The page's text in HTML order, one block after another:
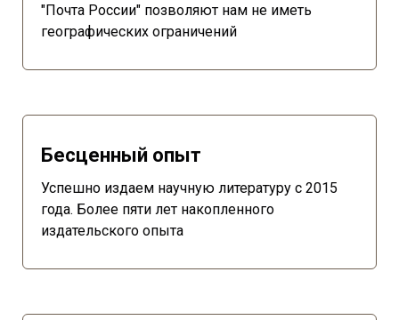
"Почта России" позволяют нам не иметь
географических ограничений
Бесценный опыт
Успешно издаем научную литературу с 2015
года. Более пяти лет накопленного
издательского опыта